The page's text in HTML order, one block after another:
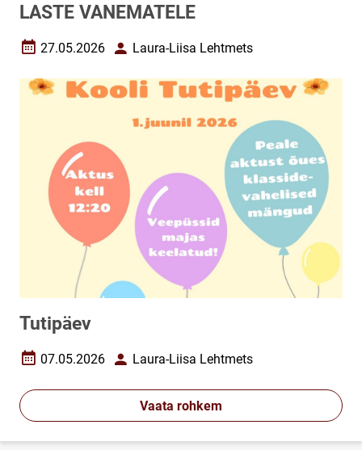
LASTE VANEMATELE
Loomise kuupäev
27.05.2026 AutorLaura-Liisa Lehtmets
Tutipäev
Loomise kuupäev
07.05.2026 AutorLaura-Liisa Lehtmets
Vaata rohkem